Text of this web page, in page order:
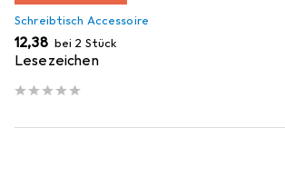
Schreibtisch Accessoire
EUR
12,38 bei 2 Stück
Lesezeichen